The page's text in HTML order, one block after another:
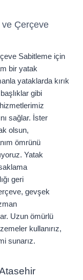
Çerçeve
Sabitleme için
bir yatak
yataklarda kırık
gibi
sağlar. İster
olsun,
ömrünü
Yatak
geri
gevşek
Uzun ömürlü
kullanırız,
sunarız.